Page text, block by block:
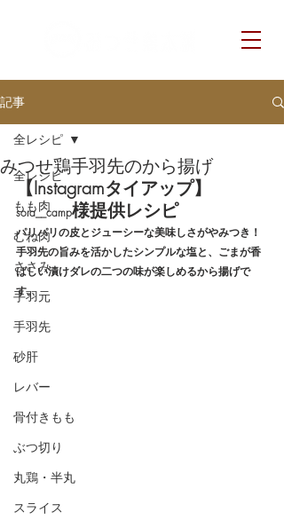
記事
全レシピ
もも肉
むね肉
ささみ
手羽元
手羽先
砂肝
レバー
骨付きもも
ぶつ切り
丸鶏・半丸
スライス
全レシピ
みつせ鶏手羽先のから揚げ
【Instagramタイアップ】
sora__camp様提供レシピ
パリパリの皮とジューシーな美味しさがやみつき！
手羽先の旨みを活かしたシンプルな塩と、ごまが香
ばしい漬けダレの二つの味が楽しめるから揚げで
す。